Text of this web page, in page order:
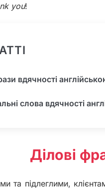
you!
вдячності
слова вдячності
Ділові
та підлеглими,